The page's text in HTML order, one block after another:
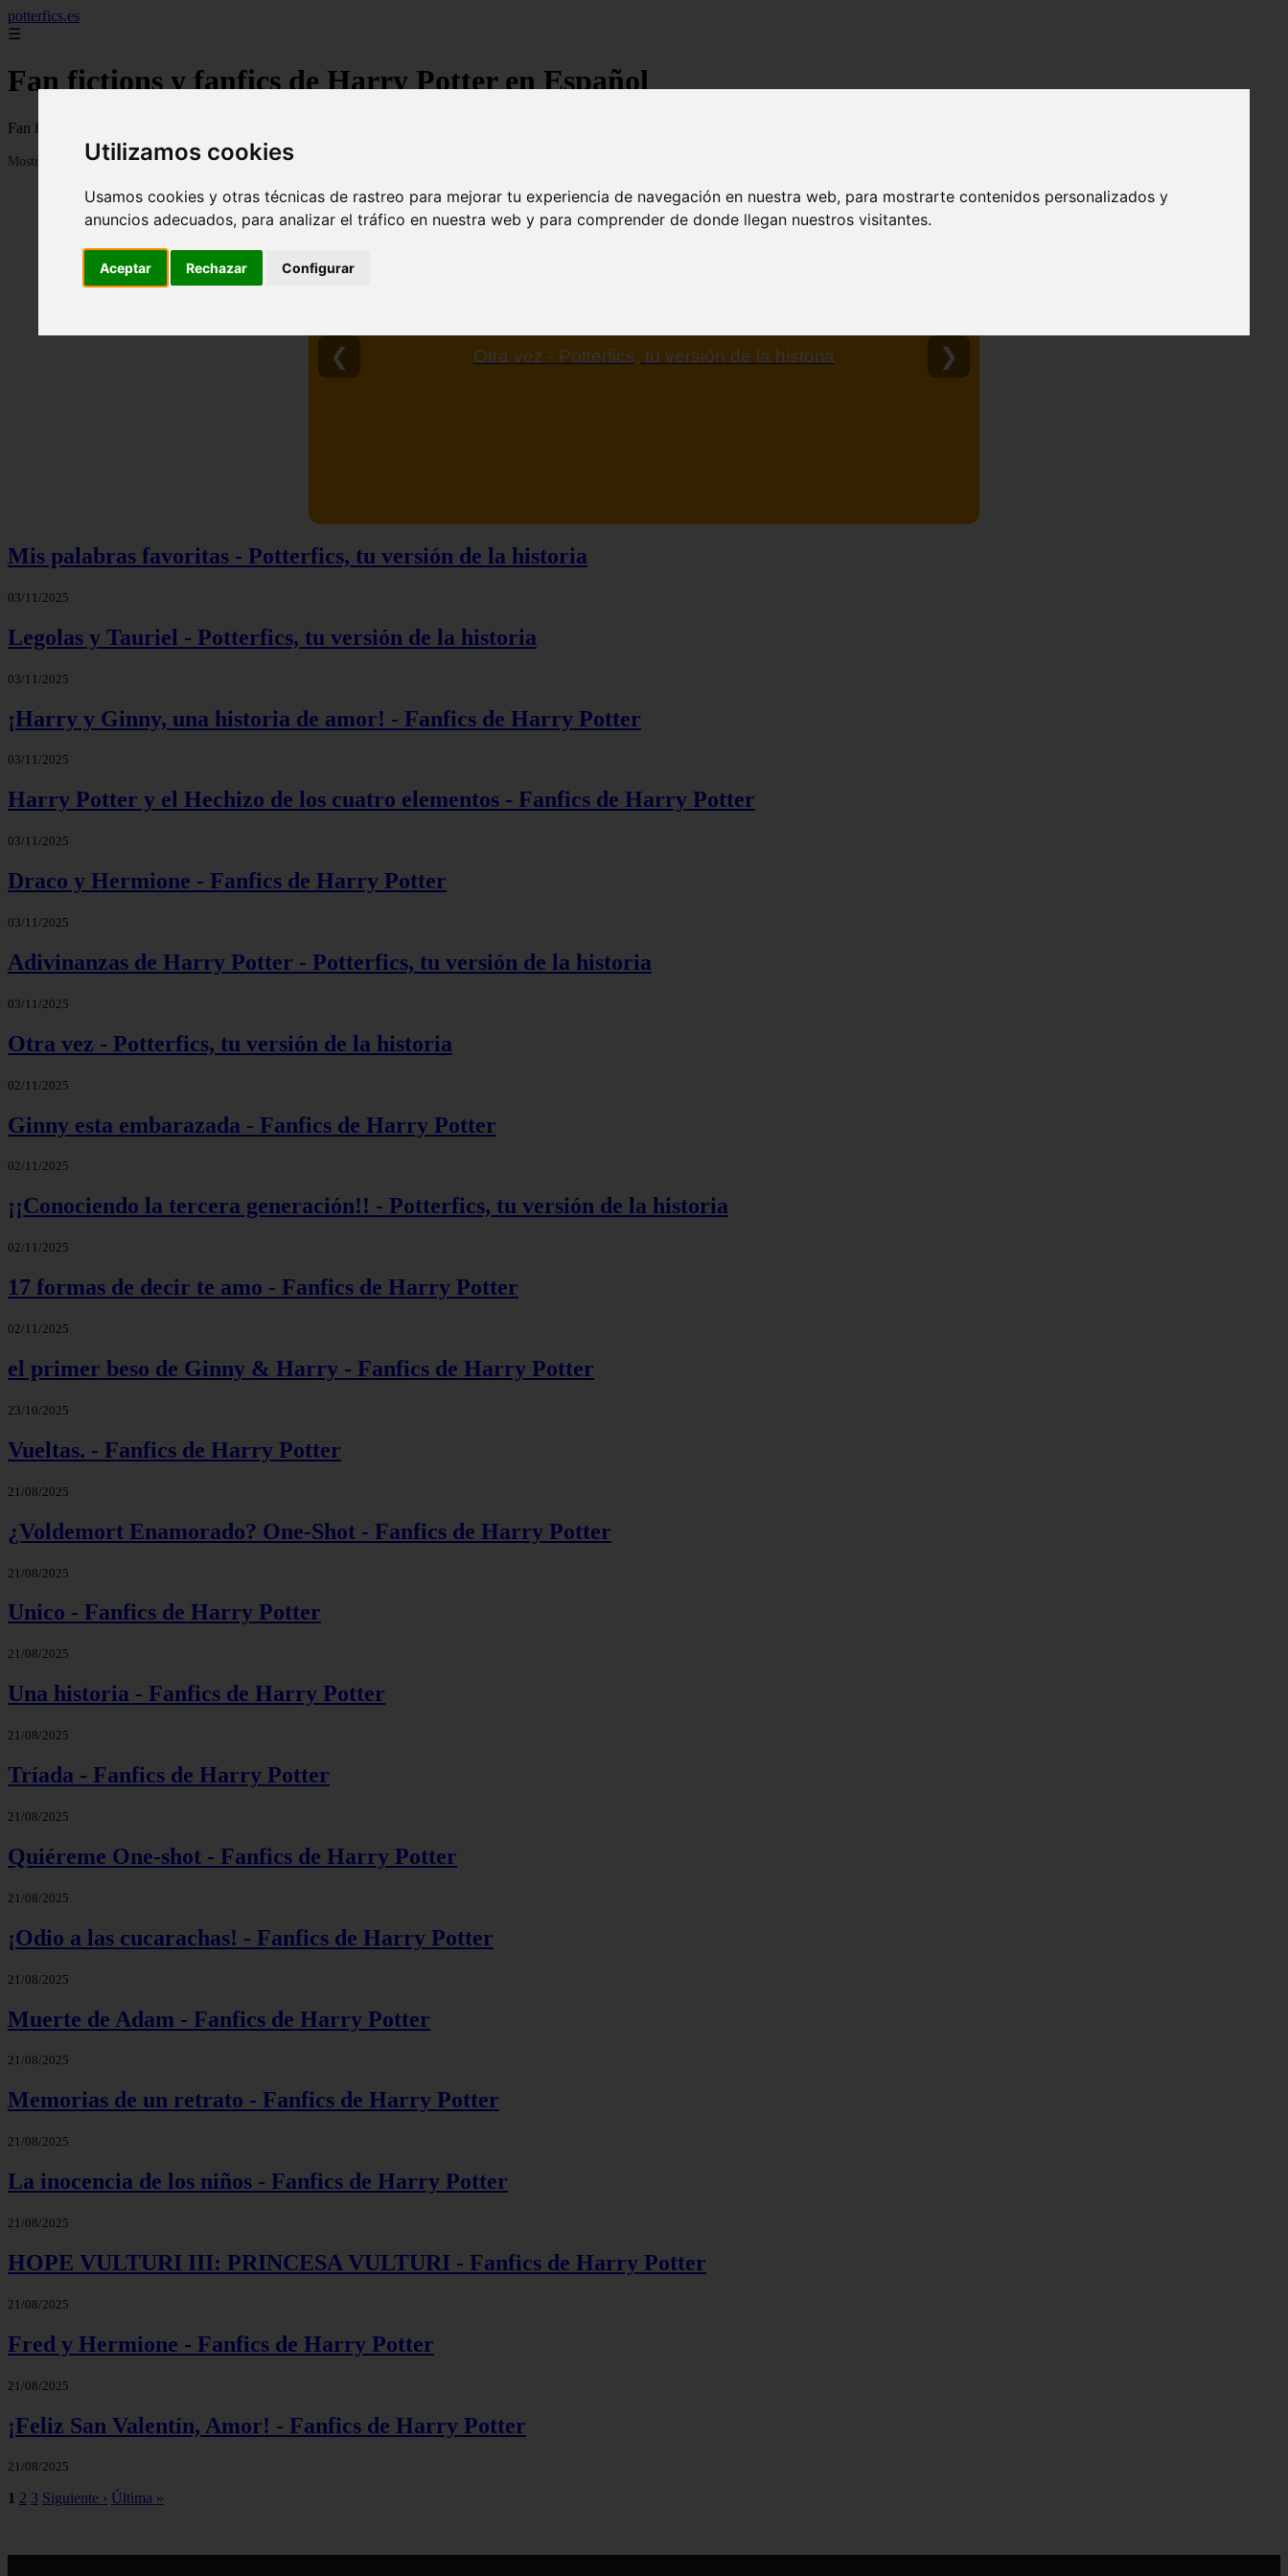
Utilizamos cookies
Usamos cookies y otras técnicas de rastreo para mejorar tu experiencia de navegación en nuestra web, para mostrarte contenidos personalizados y
anuncios adecuados, para analizar el tráfico en nuestra web y para comprender de donde llegan nuestros visitantes.
Aceptar Rechazar Configurar
potterfics.es
☰
Fan fictions y fanfics de Harry Potter en Español
Fan fictions y fanfics de Harry Potter en Español
Mostrando 1 - 24 de 3915 artículos
Otra vez - Potterfics, tu versión de la historia
❮ ❯
Mis palabras favoritas - Potterfics, tu versión de la historia
03/11/2025
Legolas y Tauriel - Potterfics, tu versión de la historia
03/11/2025
¡Harry y Ginny, una historia de amor! - Fanfics de Harry Potter
03/11/2025
Harry Potter y el Hechizo de los cuatro elementos - Fanfics de Harry Potter
03/11/2025
Draco y Hermione - Fanfics de Harry Potter
03/11/2025
Adivinanzas de Harry Potter - Potterfics, tu versión de la historia
03/11/2025
Otra vez - Potterfics, tu versión de la historia
02/11/2025
Ginny esta embarazada - Fanfics de Harry Potter
02/11/2025
¡¡Conociendo la tercera generación!! - Potterfics, tu versión de la historia
02/11/2025
17 formas de decir te amo - Fanfics de Harry Potter
02/11/2025
el primer beso de Ginny & Harry - Fanfics de Harry Potter
23/10/2025
Vueltas. - Fanfics de Harry Potter
21/08/2025
¿Voldemort Enamorado? One-Shot - Fanfics de Harry Potter
21/08/2025
Unico - Fanfics de Harry Potter
21/08/2025
Una historia - Fanfics de Harry Potter
21/08/2025
Tríada - Fanfics de Harry Potter
21/08/2025
Quiéreme One-shot - Fanfics de Harry Potter
21/08/2025
¡Odio a las cucarachas! - Fanfics de Harry Potter
21/08/2025
Muerte de Adam - Fanfics de Harry Potter
21/08/2025
Memorias de un retrato - Fanfics de Harry Potter
21/08/2025
La inocencia de los niños - Fanfics de Harry Potter
21/08/2025
HOPE VULTURI III: PRINCESA VULTURI - Fanfics de Harry Potter
21/08/2025
Fred y Hermione - Fanfics de Harry Potter
21/08/2025
¡Feliz San Valentín, Amor! - Fanfics de Harry Potter
21/08/2025
1 2 3 Siguiente › Última »